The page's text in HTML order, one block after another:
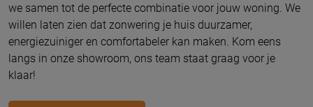
we samen tot de perfecte combinatie voor jouw woning. We
willen laten zien dat zonwering je huis duurzamer,
energiezuiniger en comfortabeler kan maken. Kom eens
langs in onze showroom, ons team staat graag voor je
klaar!